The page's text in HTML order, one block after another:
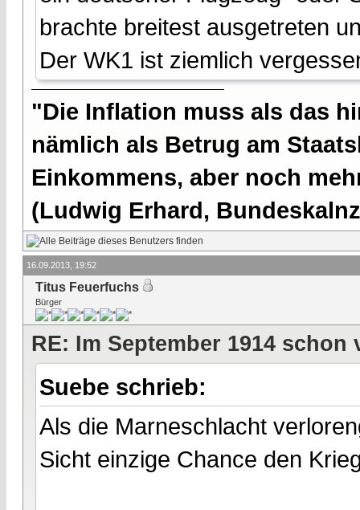
brachte breitest ausgetreten
Der WK1 ist ziemlich
"Die Inflation muss als das
nämlich als Betrug am
Einkommens, aber noch
(Ludwig Erhard,
16.09.2013, 19:52
Titus Feuerfuchs
Bürger
RE: Im September 1914 schon
Suebe schrieb:
Als die Marneschlacht
Sicht einzige Chance den